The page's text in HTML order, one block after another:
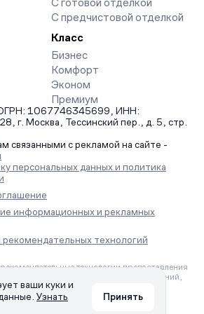
С готовой отделкой
С предчистовой отделкой
Класс
Бизнес
Комфорт
Эконом
Премиум
1067746345699, ИНН:
г. Москва, Тессинский пер., д. 5, стр.
связанными с рекламой на сайте -
персональных данных и политика
информационных и рекламных
технологий
технологии предоставления
систематизации и анализа сведений,
пользователей сети «Интернет»,
Российской Федерации.
ваши куки и
Узнать
Принять